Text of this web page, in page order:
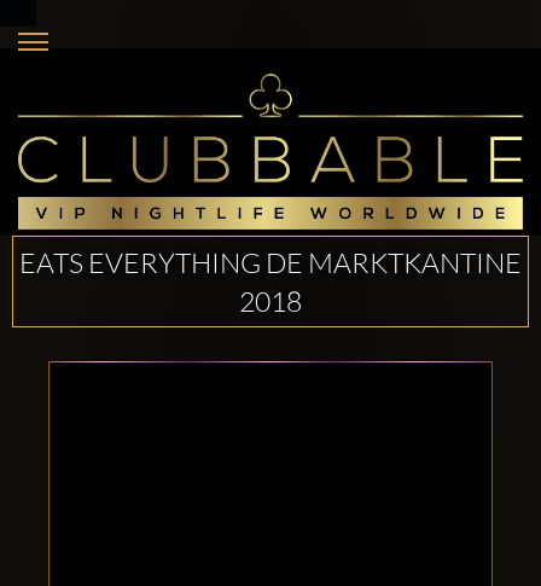
EATS EVERYTHING DE MARKTKANTINE
2018